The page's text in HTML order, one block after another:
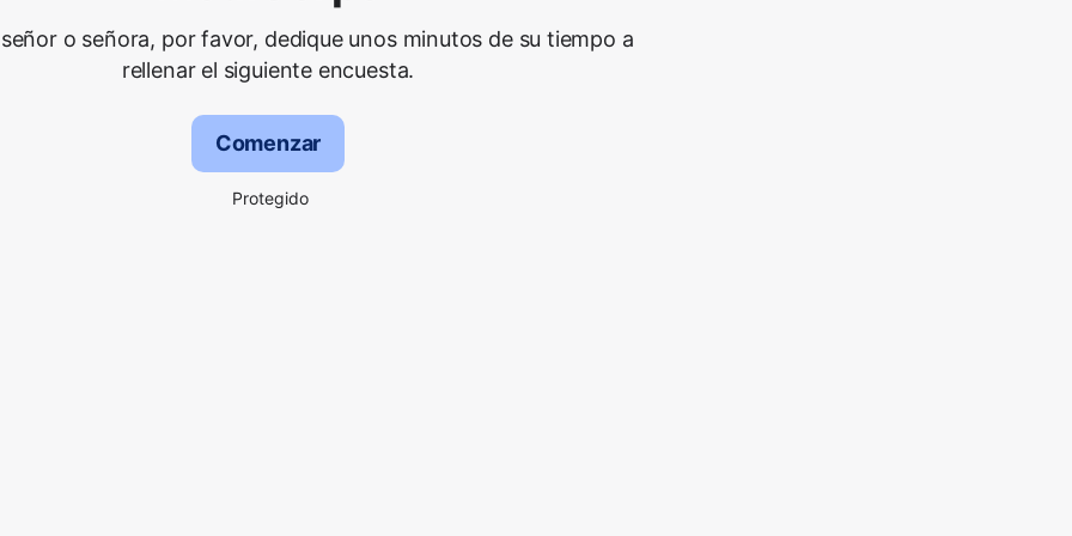
o señora, por favor, dedique unos minutos de su tiempo a
rellenar el siguiente encuesta.
Comenzar
Protegido